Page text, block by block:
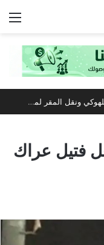
سلطنة عُمان تفوز برئاسة الاتحاد العربي للهوكي ونقل المقر لمسقط
فتيل عراك